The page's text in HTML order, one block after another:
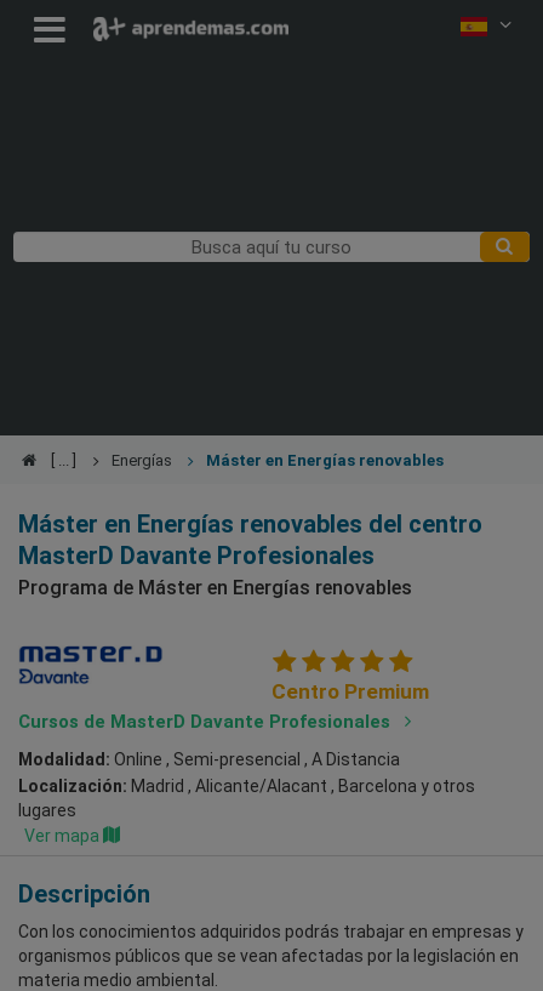
Energías Máster en Energías renovables
Máster en Energías renovables del centro
MasterD Davante Profesionales
Programa de Máster en Energías renovables
Centro Premium
Cursos de MasterD Davante Profesionales
Modalidad: Online , Semi-presencial , A Distancia
Localización: Madrid , Alicante/Alacant , Barcelona y otros
lugares
Ver mapa
Descripción
Con los conocimientos adquiridos podrás trabajar en empresas y
organismos públicos que se vean afectadas por la legislación en
materia medio ambiental.